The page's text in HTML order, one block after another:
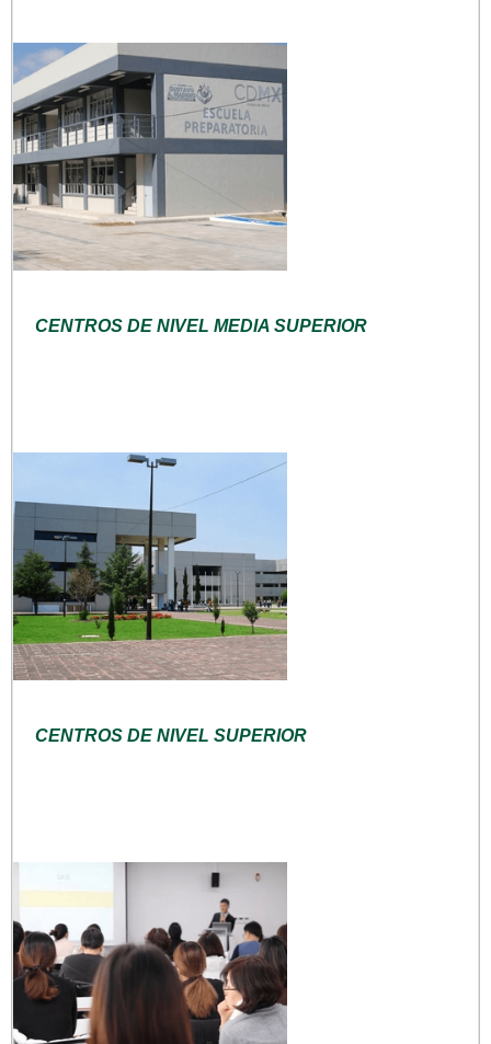
CENTROS DE NIVEL MEDIA SUPERIOR
CENTROS DE NIVEL SUPERIOR